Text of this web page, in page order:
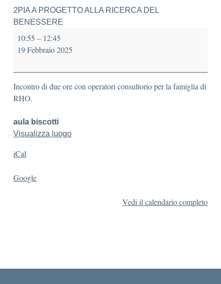
2PIA A PROGETTO ALLA RICERCA DEL
BENESSERE
10:55 – 12:45
19 Febbraio 2025
Incontro di due ore con operatori consultorio per la famiglia di
RHO.
aula biscotti
Visualizza luogo
iCal
Google
Vedi il calendario completo